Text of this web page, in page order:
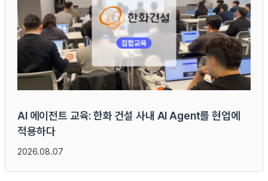
AI 에이전트 교육: 한화 건설 사내 AI Agent를 현업에
적용하다
2026.08.07